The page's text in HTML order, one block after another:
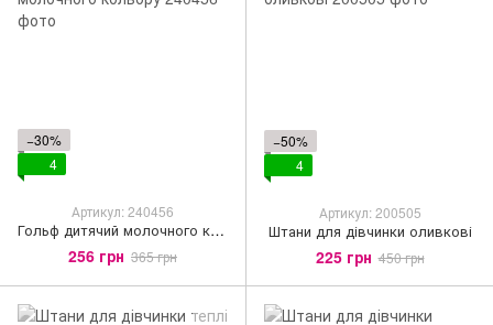
−30%
4
Артикул: 240456
Гольф дитячий молочного кольору
256 грн 365 грн
−50%
4
Артикул: 200505
Штани для дівчинки оливкові
225 грн 450 грн